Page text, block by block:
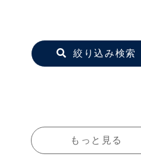
絞り込み検索
もっと見る